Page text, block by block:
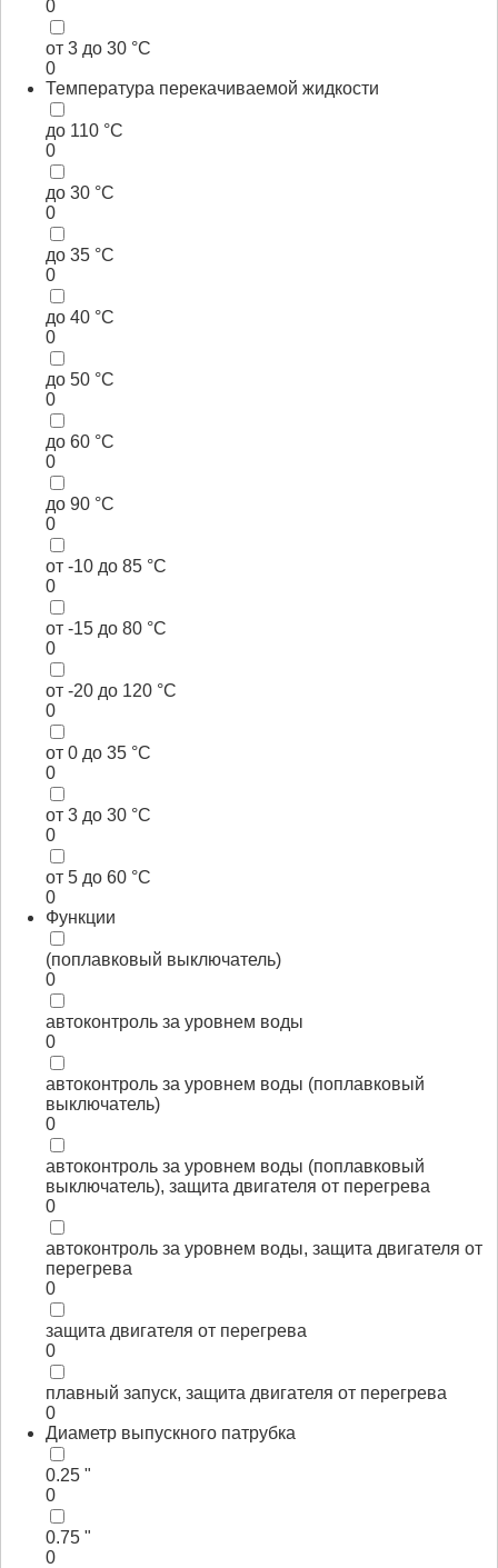
0
от 3 до 30 °С
0
Температура перекачиваемой жидкости
до 110 °С
0
до 30 °С
0
до 35 °С
0
до 40 °С
0
до 50 °С
0
до 60 °С
0
до 90 °С
0
от -10 до 85 °С
0
от -15 до 80 °С
0
от -20 до 120 °С
0
от 0 до 35 °С
0
от 3 до 30 °С
0
от 5 до 60 °С
0
Функции
(поплавковый выключатель)
0
автоконтроль за уровнем воды
0
автоконтроль за уровнем воды (поплавковый
выключатель)
0
автоконтроль за уровнем воды (поплавковый
выключатель), защита двигателя от перегрева
0
автоконтроль за уровнем воды, защита двигателя от
перегрева
0
защита двигателя от перегрева
0
плавный запуск, защита двигателя от перегрева
0
Диаметр выпускного патрубка
0.25 "
0
0.75 "
0